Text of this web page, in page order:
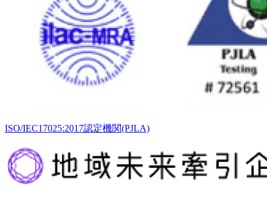
ISO/IEC17025:2017認定機関(PJLA)